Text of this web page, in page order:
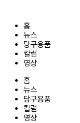
홈
뉴스
당구용품
칼럼
영상
홈
뉴스
당구용품
칼럼
영상